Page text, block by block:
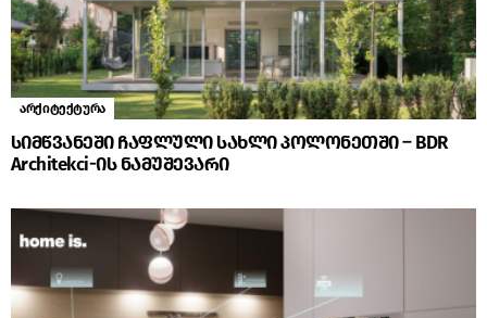
არქიტექტურა
სიმწვანეში ჩაფლული სახლი პოლონეთში – BDR
Architekci-ის ნამუშევარი